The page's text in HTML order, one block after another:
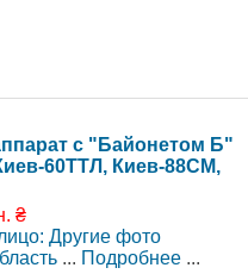
с "Байонетом Б"
60ТТЛ, Киев-88СМ,
₴
Другие фото
... Подробнее ...